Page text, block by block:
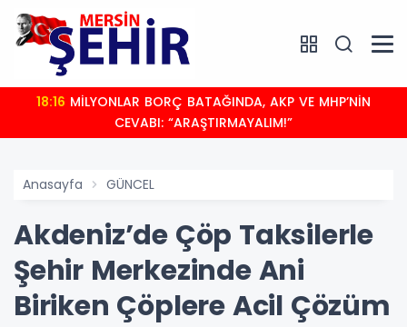
18:16
CEVABI: “ARAŞTIRMAYALIM!”
Anasayfa GÜNCEL
Akdeniz’de Çöp Taksilerle
Şehir Merkezinde Ani
Biriken Çöplere Acil Çözüm